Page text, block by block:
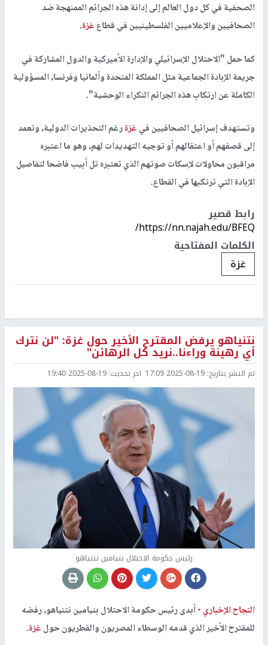
الصحفية في كل دول العالم إلى إدانة هذه الجرائم الممنهجة ضد
الصحافيين والإعلاميين الفلسطينيين في قطاعغزة.
كما حمل "الاحتلال الإسرائيلي والإدارة الأميركية والدول المشاركة في
جريمة الإبادة الجماعية مثل المملكة المتحدة وألمانيا وفرنسا، المسؤولية
الكاملة عن ارتكاب هذه الجرائم النكراء الوحشية".
وتستهدف إسرائيل الصحافيين فيغزةرغم التحذيرات الدولية، وتعمد
إلى قصفهم أو اعتقالهم أو توجيه التهديدات لهم، وهو ما اعتبره
مراقبون محاولات لإسكات صوتهم الذي تعتبره تل أبيب فاضحا لتفاصيل
الإبادة التي ترتكبها في القطاع.
رابط قصير
https://nn.najah.edu/BFEQ/
الكلمات المفتاحية
غزة
نتنياهو يرفض المقترح الأخير حول غزة: "لن نترك
أي رهينة وراءنا..نريد كل الرهائن"
تم النشر بتاريخ: 2025-08-19 17:09 اخر تحديث: 2025-08-19 19:40
رئيس حكومة الاحتلال بنيامين نتنياهو
النجاح الإخباري -أبدى رئيس حكومة الاحتلال بنيامين نتنياهو، رفضه
للمقترح الأخير الذي قدمه الوسطاء المصريون والقطريون حولغزة.